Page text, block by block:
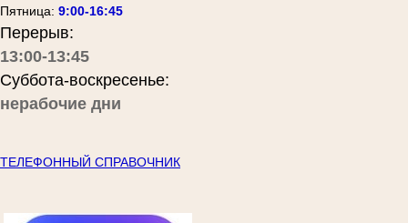
Пятница: 9:00-16:45
Перерыв:
13:00-13:45
Суббота-воскресенье:
нерабочие дни
ТЕЛЕФОННЫЙ СПРАВОЧНИК